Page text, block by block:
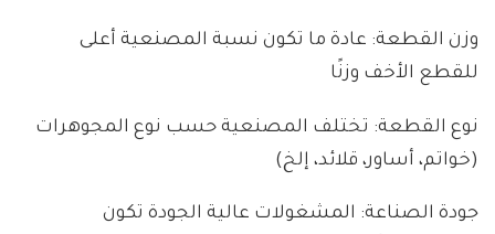
وزن القطعة: عادة ما تكون نسبة المصنعية أعلى
للقطع الأخف وزنًا
نوع القطعة: تختلف المصنعية حسب نوع المجوهرات
(خواتم، أساور، قلائد، إلخ)
جودة الصناعة: المشغولات عالية الجودة تكون